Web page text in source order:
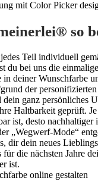
so
Teil individuell
du bei uns die
deiner Wunschfarbe
der
ganz persönliches
Haltbarkeit geprüft. Je
ist, desto nachhaltiger
„Wegwerf-Mode“
dir dein neues
die nächsten Jahre
ist.